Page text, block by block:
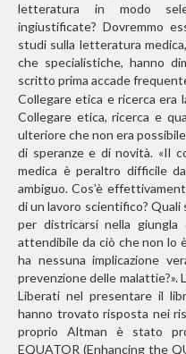
letteratura in modo
ingiustificate? Dovremmo
studi sulla letteratura
che specialistiche, hanno
scritto prima accade
Collegare etica e ricerca era
Collegare etica, ricerca e
ulteriore che non era
di speranze e di novità. «Il
medica è peraltro difficile
ambiguo. Cos’è
di un lavoro scientifico?
per districarsi nella
attendibile da ciò che non lo
ha nessuna implicazione
prevenzione delle malattie?».
Liberati nel presentare il
hanno trovato risposta nei
proprio Altman è stato
EQUATOR (Enhancing the